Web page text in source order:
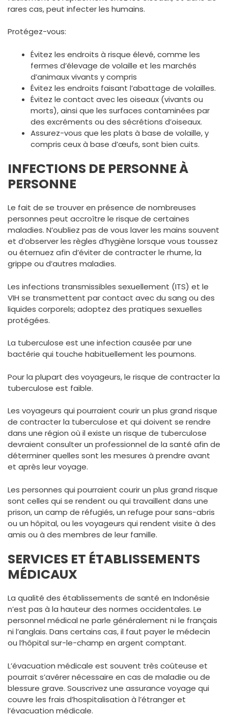
rares cas, peut infecter les humains.
Protégez-vous:
Évitez les endroits à risque élevé, comme les
fermes d’élevage de volaille et les marchés
d’animaux vivants y compris
Évitez les endroits faisant l’abattage de volailles.
Évitez le contact avec les oiseaux (vivants ou
morts), ainsi que les surfaces contaminées par
des excréments ou des sécrétions d’oiseaux.
Assurez-vous que les plats à base de volaille, y
compris ceux à base d’œufs, sont bien cuits.
INFECTIONS DE PERSONNE À
PERSONNE
Le fait de se trouver en présence de nombreuses
personnes peut accroître le risque de certaines
maladies. N’oubliez pas de vous laver les mains souvent
et d’observer les règles d’hygiène lorsque vous toussez
ou éternuez afin d’éviter de contracter le rhume, la
grippe ou d’autres maladies.
Les infections transmissibles sexuellement (ITS) et le
VIH se transmettent par contact avec du sang ou des
liquides corporels; adoptez des pratiques sexuelles
protégées.
La tuberculose est une infection causée par une
bactérie qui touche habituellement les poumons.
Pour la plupart des voyageurs, le risque de contracter la
tuberculose est faible.
Les voyageurs qui pourraient courir un plus grand risque
de contracter la tuberculose et qui doivent se rendre
dans une région où il existe un risque de tuberculose
devraient consulter un professionnel de la santé afin de
déterminer quelles sont les mesures à prendre avant
et après leur voyage.
Les personnes qui pourraient courir un plus grand risque
sont celles qui se rendent ou qui travaillent dans une
prison, un camp de réfugiés, un refuge pour sans-abris
ou un hôpital, ou les voyageurs qui rendent visite à des
amis ou à des membres de leur famille.
SERVICES ET ÉTABLISSEMENTS
MÉDICAUX
La qualité des établissements de santé en Indonésie
n’est pas à la hauteur des normes occidentales. Le
personnel médical ne parle généralement ni le français
ni l’anglais. Dans certains cas, il faut payer le médecin
ou l’hôpital sur-le-champ en argent comptant.
L’évacuation médicale est souvent très coûteuse et
pourrait s’avérer nécessaire en cas de maladie ou de
blessure grave. Souscrivez une assurance voyage qui
couvre les frais d’hospitalisation à l’étranger et
l’évacuation médicale.